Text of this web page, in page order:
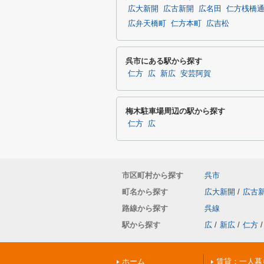
広大新開 広古新開 広名田 仁方桟橋通
広弁天橋町
仁方本町 広吉松
呉市にある駅から探す
仁方 広 新広 安芸阿賀
梅木駐車場周辺の駅から探す
仁方 広
市区町村から探す
呉市
町名から探す
広大新開 / 広古
路線から探す
呉線
駅から探す
広 / 新広 / 仁方 /
ホーム 賃貸：一人暮